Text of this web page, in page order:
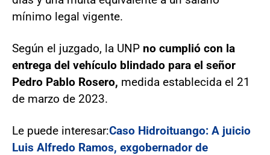
mínimo legal vigente.
Según el juzgado, la UNP no cumplió con la
entrega del vehículo blindado para el señor
Pedro Pablo Rosero, medida establecida el 21
de marzo de 2023.
Le puede interesar:Caso Hidroituango: A juicio
Luis Alfredo Ramos, exgobernador de